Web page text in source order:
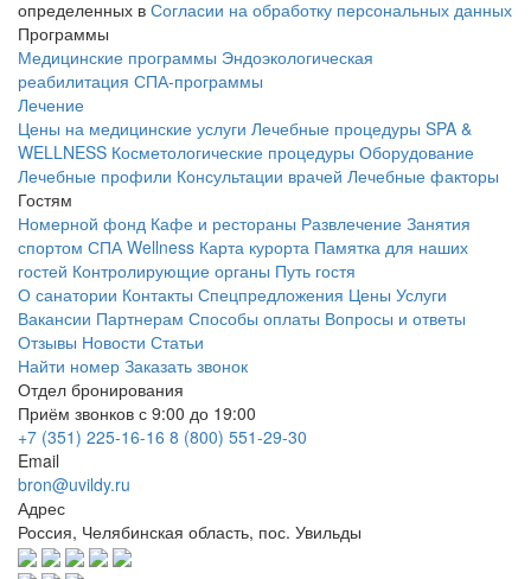
определенных в Согласии на обработку персональных данных
Программы
Медицинские программы Эндоэкологическая
реабилитация СПА-программы
Лечение
Цены на медицинские услуги Лечебные процедуры SPA &
WELLNESS Косметологические процедуры Оборудование
Лечебные профили Консультации врачей Лечебные факторы
Гостям
Номерной фонд Кафе и рестораны Развлечение Занятия
спортом СПА Wellness Карта курорта Памятка для наших
гостей Контролирующие органы Путь гостя
О санатории Контакты Спецпредложения Цены Услуги
Вакансии Партнерам Способы оплаты Вопросы и ответы
Отзывы Новости Статьи
Найти номер Заказать звонок
Отдел бронирования
Приём звонков с 9:00 до 19:00
+7 (351) 225-16-16 8 (800) 551-29-30
Email
bron@uvildy.ru
Адрес
Россия, Челябинская область, пос. Увильды